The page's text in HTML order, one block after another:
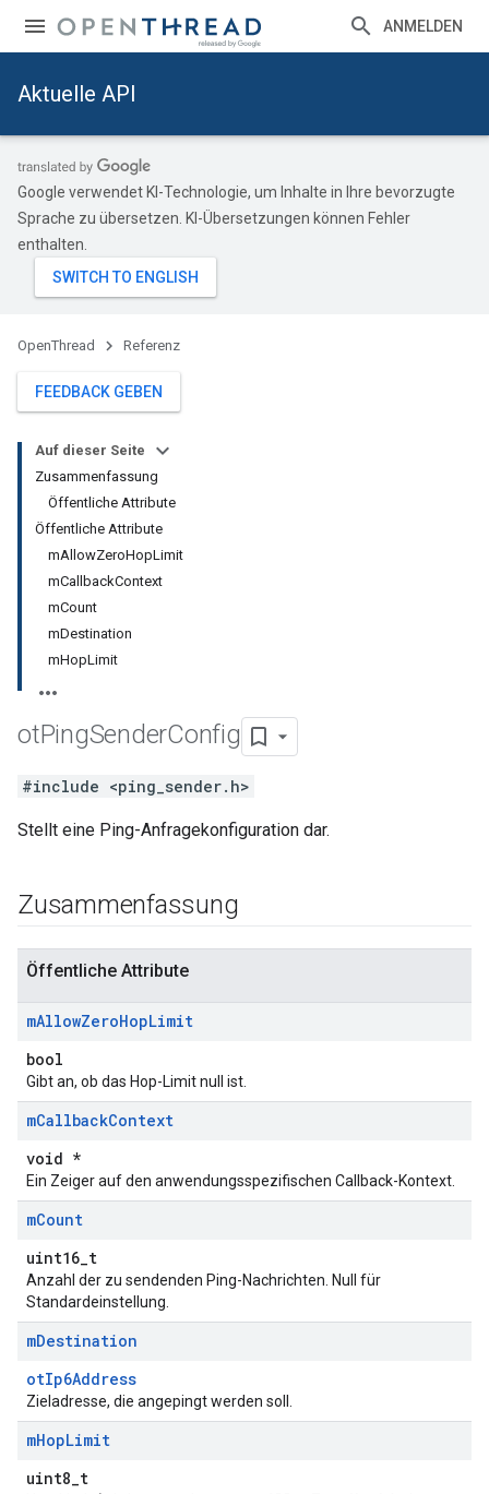
ANMELDEN
Aktuelle API
Google verwendet KI-Technologie, um Inhalte in Ihre bevorzugte
Sprache zu übersetzen. KI-Übersetzungen können Fehler
enthalten.
OpenThread Referenz
FEEDBACK GEBEN
Auf dieser Seite
Zusammenfassung
Öffentliche Attribute
Öffentliche Attribute
mAllowZeroHopLimit
mCallbackContext
mCount
mDestination
mHopLimit
otPingSenderConfig
#include <ping_sender.h>
Stellt eine Ping-Anfragekonfiguration dar.
Zusammenfassung
Öffentliche Attribute
mAllowZeroHopLimit
bool
Gibt an, ob das Hop-Limit null ist.
mCallbackContext
void *
Ein Zeiger auf den anwendungsspezifischen Callback-Kontext.
mCount
uint16_t
Anzahl der zu sendenden Ping-Nachrichten. Null für
Standardeinstellung.
mDestination
otIp6Address
Zieladresse, die angepingt werden soll.
mHopLimit
uint8_t